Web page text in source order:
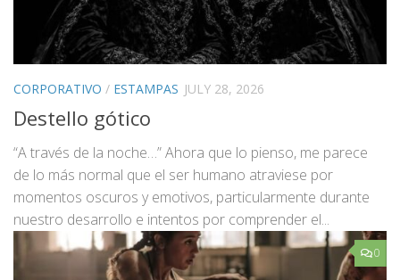
CORPORATIVO / ESTAMPAS JULY 28, 2026
Destello gótico
“A través de la noche…” Ahora que lo pienso, me parece
de lo más normal que el ser humano atraviese por
momentos oscuros y emotivos, particularmente durante
nuestro desarrollo e intentos por comprender el...
0